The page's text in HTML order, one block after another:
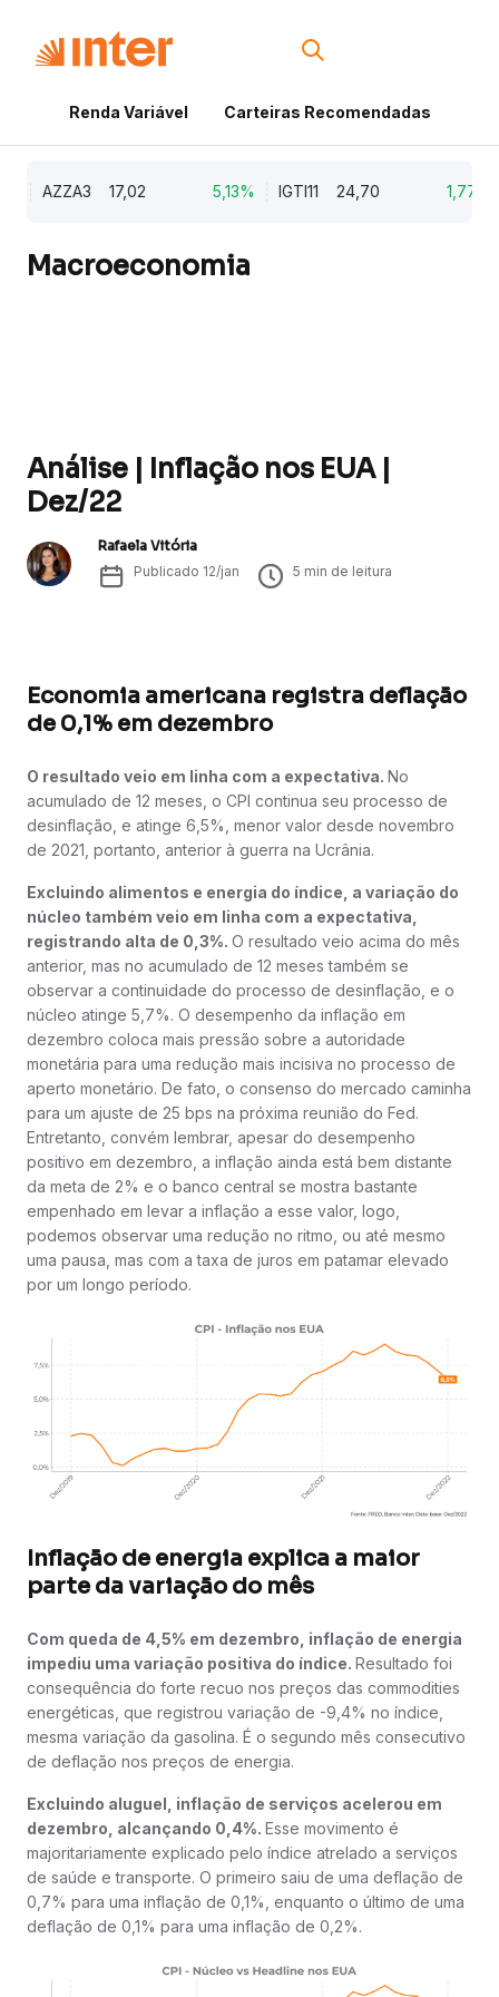
Renda Variável Carteiras Recomendadas
AZZA3 17,02 5,13% IGTI11 24,70 1,77%
Macroeconomia
Análise | Inflação nos EUA |
Dez/22
Rafaela Vitória
Publicado 12/jan 5 min de leitura
Economia americana registra deflação
de 0,1% em dezembro
O resultado veio em linha com a expectativa. No
acumulado de 12 meses, o CPI continua seu processo de
desinflação, e atinge 6,5%, menor valor desde novembro
de 2021, portanto, anterior à guerra na Ucrânia.
Excluindo alimentos e energia do índice, a variação do
núcleo também veio em linha com a expectativa,
registrando alta de 0,3%. O resultado veio acima do mês
anterior, mas no acumulado de 12 meses também se
observar a continuidade do processo de desinflação, e o
núcleo atinge 5,7%. O desempenho da inflação em
dezembro coloca mais pressão sobre a autoridade
monetária para uma redução mais incisiva no processo de
aperto monetário. De fato, o consenso do mercado caminha
para um ajuste de 25 bps na próxima reunião do Fed.
Entretanto, convém lembrar, apesar do desempenho
positivo em dezembro, a inflação ainda está bem distante
da meta de 2% e o banco central se mostra bastante
empenhado em levar a inflação a esse valor, logo,
podemos observar uma redução no ritmo, ou até mesmo
uma pausa, mas com a taxa de juros em patamar elevado
por um longo período.
Inflação de energia explica a maior
parte da variação do mês
Com queda de 4,5% em dezembro, inflação de energia
impediu uma variação positiva do índice. Resultado foi
consequência do forte recuo nos preços das commodities
energéticas, que registrou variação de -9,4% no índice,
mesma variação da gasolina. É o segundo mês consecutivo
de deflação nos preços de energia.
Excluindo aluguel, inflação de serviços acelerou em
dezembro, alcançando 0,4%. Esse movimento é
majoritariamente explicado pelo índice atrelado a serviços
de saúde e transporte. O primeiro saiu de uma deflação de
0,7% para uma inflação de 0,1%, enquanto o último de uma
deflação de 0,1% para uma inflação de 0,2%.